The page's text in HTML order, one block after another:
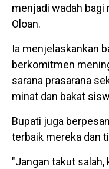
menjadi wadah
Oloan.
Ia menjelaskankan
berkomitmen
sarana prasarana
minat dan bakat
Bupati juga
terbaik mereka dan
"Jangan takut salah,